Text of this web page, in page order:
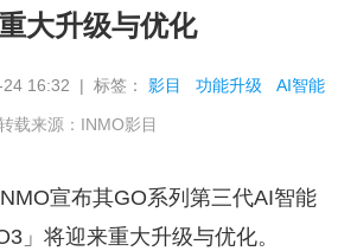
大升级与优化
24 16:32 | 标签：影目 功能升级 AI智能
载来源：INMO影目
宣布其GO系列第三代AI智能
」将迎来重大升级与优化。